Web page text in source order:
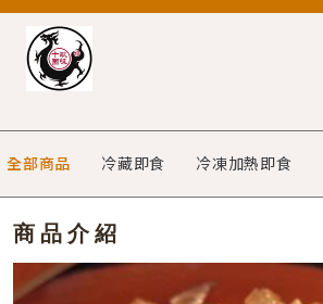
全部商品 冷藏即食 冷凍加熱即食
商品介紹